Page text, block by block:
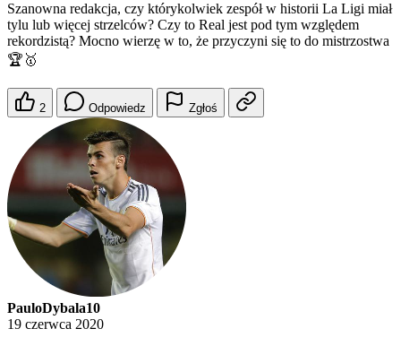
Szanowna redakcja, czy którykolwiek zespół w historii La Ligi miał
tylu lub więcej strzelców? Czy to Real jest pod tym względem
rekordzistą? Mocno wierzę w to, że przyczyni się to do mistrzostwa
🏆🥇
2 Odpowiedz Zgłoś
PauloDybala10
19 czerwca 2020